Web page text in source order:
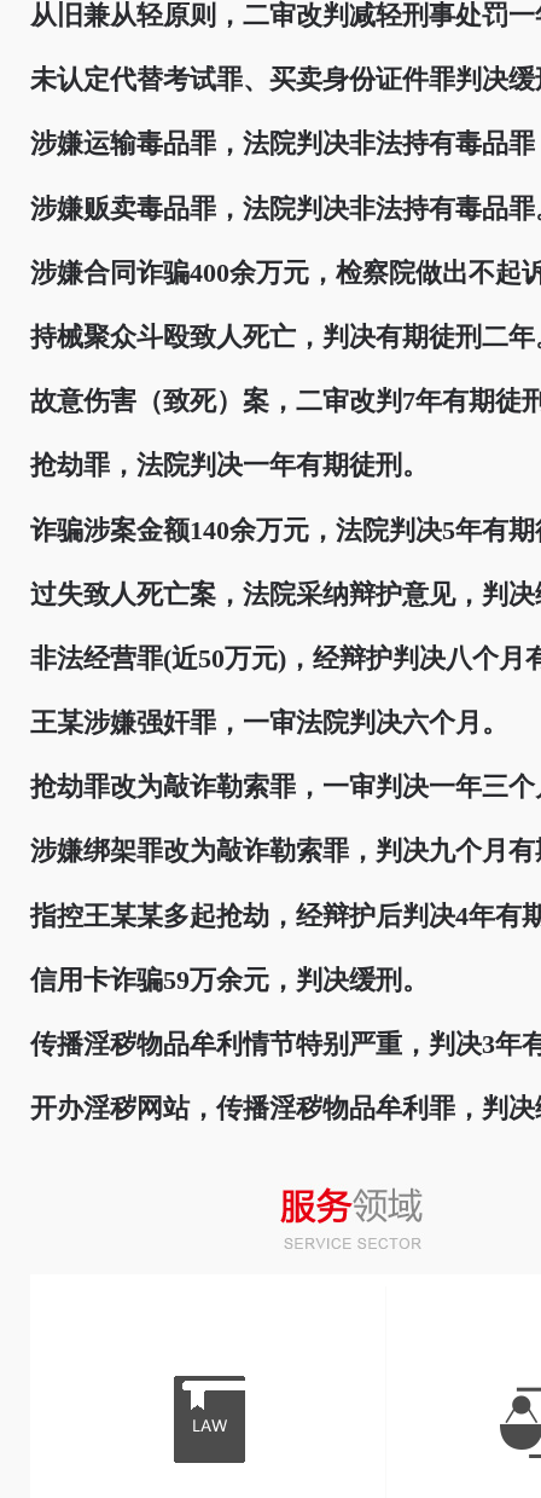
从旧兼从轻原则，二审改判减轻刑事处罚
未认定代替考试罪、买卖身份证件罪判决
涉嫌运输毒品罪，法院判决非法持有毒品罪
涉嫌贩卖毒品罪，法院判决非法持有毒品罪
涉嫌合同诈骗400余万元，检察院做出不起
持械聚众斗殴致人死亡，判决有期徒刑二年
故意伤害（致死）案，二审改判7年有期徒
抢劫罪，法院判决一年有期徒刑。
诈骗涉案金额140余万元，法院判决5年有
过失致人死亡案，法院采纳辩护意见，判
非法经营罪(近50万元)，经辩护判决八个月
王某涉嫌强奸罪，一审法院判决六个月。
抢劫罪改为敲诈勒索罪，一审判决一年三个
涉嫌绑架罪改为敲诈勒索罪，判决九个月
指控王某某多起抢劫，经辩护后判决4年有
信用卡诈骗59万余元，判决缓刑。
传播淫秽物品牟利情节特别严重，判决3年
开办淫秽网站，传播淫秽物品牟利罪，判